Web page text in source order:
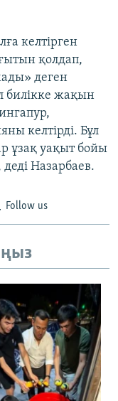
келтірген
қолдап,
деген
билікке жақын
келтірді. Бұл
ұзақ уақыт бойы
Назарбаев.
Follow us